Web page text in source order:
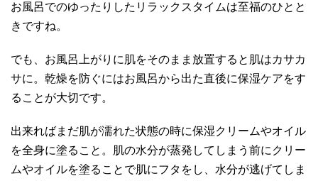
お風呂でのゆったりしたリラックスタイムは至福のひとと
きですね。
でも、お風呂上がりに肌をそのまま放置すると肌はカサカ
サに。乾燥を防ぐにはお風呂から出た直後に保湿ケアをす
ることが大切です。
出来ればまだ肌が濡れた状態の時に保湿クリームやオイル
を全身に塗ること。肌の水分が蒸発してしまう前にクリー
ムやオイルを塗ることで肌にフタをし、水分が逃げてしま